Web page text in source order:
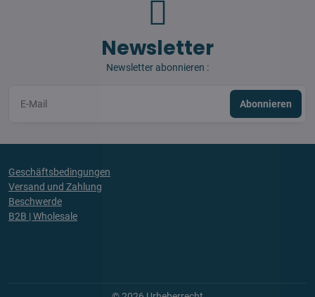
Newsletter
Newsletter abonnieren :
Abonnieren
Geschäftsbedingungen
Versand und Zahlung
Beschwerde
B2B | Wholesale